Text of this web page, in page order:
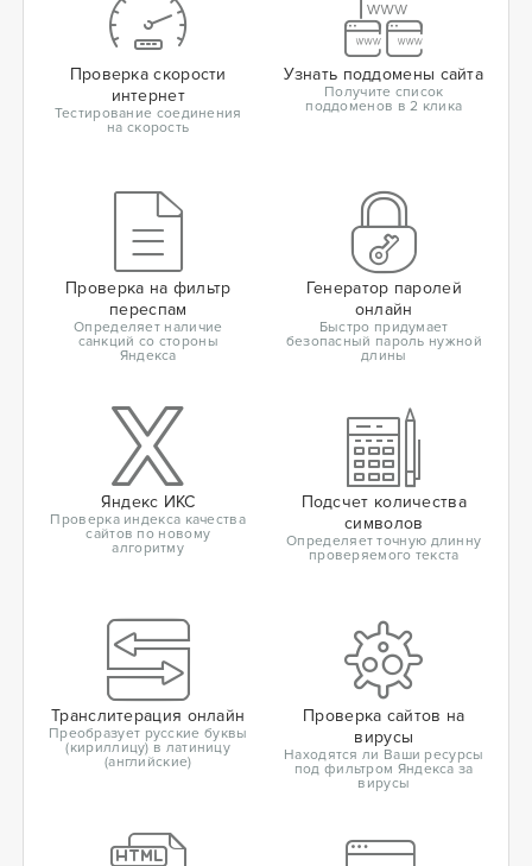
Проверка скорости
интернет
Тестирование соединения
на скорость
Узнать поддомены сайта
Получите список
поддоменов в 2 клика
Проверка на фильтр
переспам
Определяет наличие
санкций со стороны
Яндекса
Генератор паролей
онлайн
Быстро придумает
безопасный пароль нужной
длины
Яндекс ИКС
Проверка индекса качества
сайтов по новому
алгоритму
Подсчет количества
символов
Определяет точную длинну
проверяемого текста
Транслитерация онлайн
Преобразует русские буквы
(кириллицу) в латиницу
(английские)
Проверка сайтов на
вирусы
Находятся ли Ваши ресурсы
под фильтром Яндекса за
вирусы